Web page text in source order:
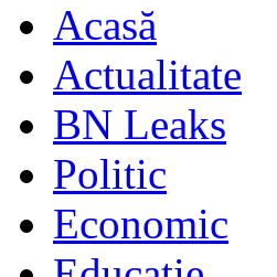
Acasă
Actualitate
BN Leaks
Politic
Economic